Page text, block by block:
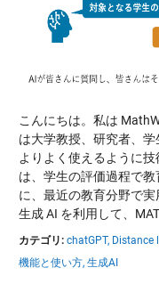
こんにちは。私は
は大学教授、研究者、
よりよく使えるように
は、学生の評価過程で
に、最近の教育分野で
生成 AI を利用して、
カテゴリ: chatGPT, Distance
機能と使い方, 生成AI